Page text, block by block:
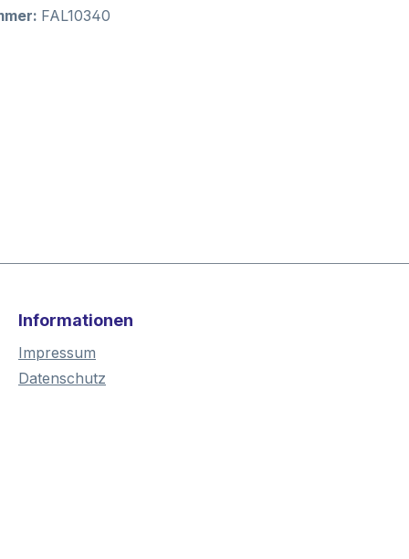
FAL10340
Informationen
Impressum
Datenschutz